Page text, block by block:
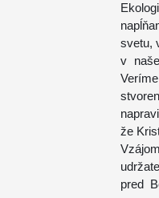
svetu,
v
že
pred